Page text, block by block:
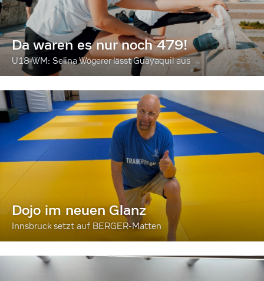
Da waren es nur noch 479!
U18-WM: Selina Wögerer lässt Guayaquil aus
Dojo im neuen Glanz
Innsbruck setzt auf BERGER-Matten